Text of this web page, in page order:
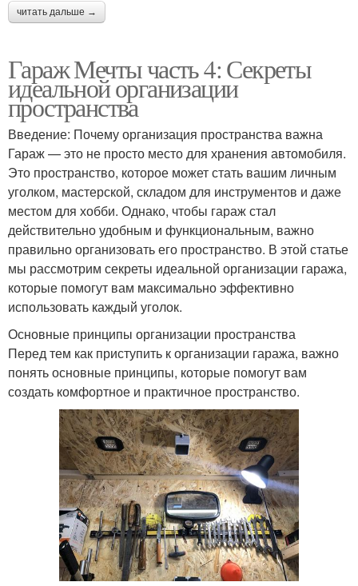
читать дальше →
Гараж Мечты часть 4: Секреты
идеальной организации
пространства
Введение: Почему организация пространства важна
Гараж — это не просто место для хранения автомобиля.
Это пространство, которое может стать вашим личным
уголком, мастерской, складом для инструментов и даже
местом для хобби. Однако, чтобы гараж стал
действительно удобным и функциональным, важно
правильно организовать его пространство. В этой статье
мы рассмотрим секреты идеальной организации гаража,
которые помогут вам максимально эффективно
использовать каждый уголок.
Основные принципы организации пространства
Перед тем как приступить к организации гаража, важно
понять основные принципы, которые помогут вам
создать комфортное и практичное пространство.